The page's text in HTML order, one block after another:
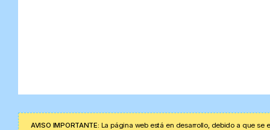
AVISO IMPORTANTE: La página web está en desarrollo, debido a que